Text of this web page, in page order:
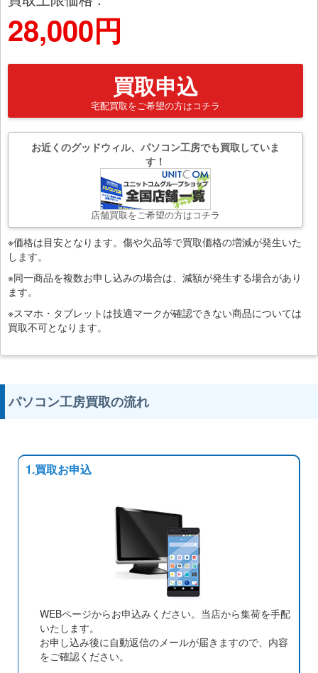
28,000円
買取申込
宅配買取をご希望の方はコチラ
お近くのグッドウィル、パソコン工房でも買取していま
す！
店舗買取をご希望の方はコチラ
※価格は目安となります。傷や欠品等で買取価格の増減が発生いた
します。
※同一商品を複数お申し込みの場合は、減額が発生する場合があり
ます。
※スマホ・タブレットは技適マークが確認できない商品については
買取不可となります。
パソコン工房買取の流れ
1.買取お申込
WEBページからお申込みください。当店から集荷を手配
いたします。
お申し込み後に自動返信のメールが届きますので、内容
をご確認ください。